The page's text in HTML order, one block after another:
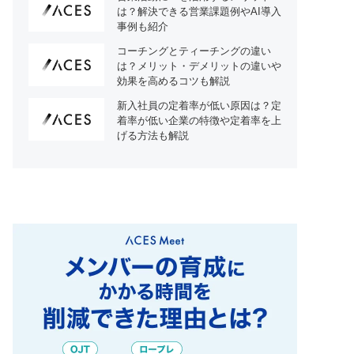
は？解決できる営業課題例やAI導入
事例も紹介
コーチングとティーチングの違い
は？メリット・デメリットの違いや
効果を高めるコツも解説
新入社員の定着率が低い原因は？定
着率が低い企業の特徴や定着率を上
げる方法も解説